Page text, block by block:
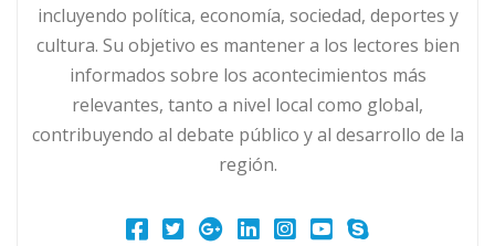
incluyendo política, economía, sociedad, deportes y
cultura. Su objetivo es mantener a los lectores bien
informados sobre los acontecimientos más
relevantes, tanto a nivel local como global,
contribuyendo al debate público y al desarrollo de la
región.